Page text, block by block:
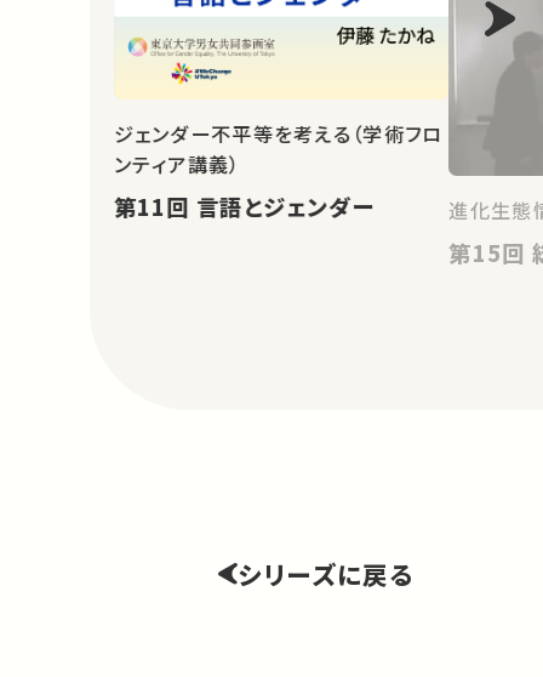
ジェンダー不平等を考える（学術フロ
ンティア講義）
第11回 言語とジェンダー 進化生態
シリーズに戻る